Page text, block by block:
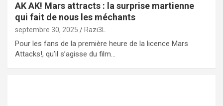
AK AK! Mars attracts : la surprise martienne
qui fait de nous les méchants
septembre 30, 2025 Razi3L
Pour les fans de la première heure de la licence Mars
Attacks!, qu’il s’agisse du film…